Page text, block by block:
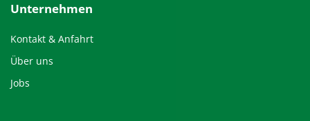
Unternehmen
Kontakt & Anfahrt
Über uns
Jobs